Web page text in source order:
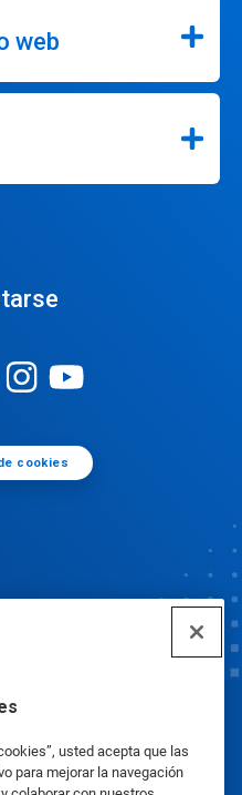
usted acepta que las
para mejorar la navegación
web
cookies